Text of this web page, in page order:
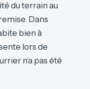
du terrain au
Dans
bien à
lors de
n’a pas été